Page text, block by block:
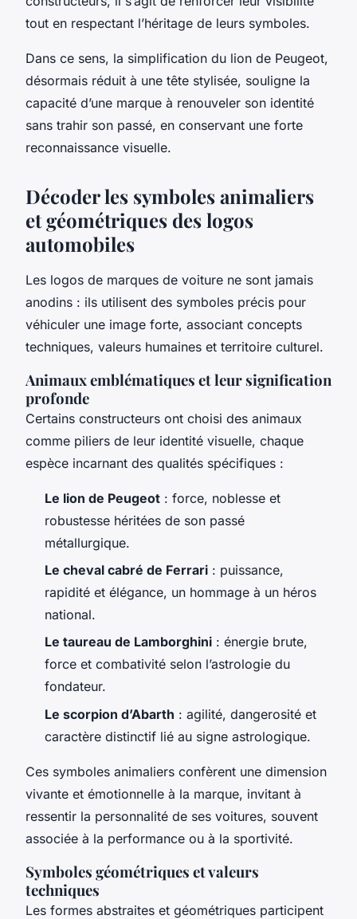
tout en respectant l’héritage de leurs symboles.
Dans ce sens, la simplification du lion de Peugeot,
désormais réduit à une tête stylisée, souligne la
capacité d’une marque à renouveler son identité
sans trahir son passé, en conservant une forte
reconnaissance visuelle.
Décoder les symboles animaliers
et géométriques des logos
automobiles
Les logos de marques de voiture ne sont jamais
anodins : ils utilisent des symboles précis pour
véhiculer une image forte, associant concepts
techniques, valeurs humaines et territoire culturel.
Animaux emblématiques et leur signification
profonde
Certains constructeurs ont choisi des animaux
comme piliers de leur identité visuelle, chaque
espèce incarnant des qualités spécifiques :
Le lion de Peugeot : force, noblesse et
robustesse héritées de son passé
métallurgique.
Le cheval cabré de Ferrari : puissance,
rapidité et élégance, un hommage à un héros
national.
Le taureau de Lamborghini : énergie brute,
force et combativité selon l’astrologie du
fondateur.
Le scorpion d’Abarth : agilité, dangerosité et
caractère distinctif lié au signe astrologique.
Ces symboles animaliers confèrent une dimension
vivante et émotionnelle à la marque, invitant à
ressentir la personnalité de ses voitures, souvent
associée à la performance ou à la sportivité.
Symboles géométriques et valeurs
techniques
Les formes abstraites et géométriques participent